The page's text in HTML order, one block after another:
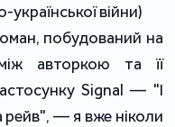
української війни)
побудований на
авторкою та її
Signal — "І
— я вже ніколи